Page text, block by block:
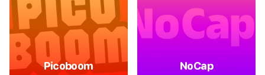
Picoboom NoCap